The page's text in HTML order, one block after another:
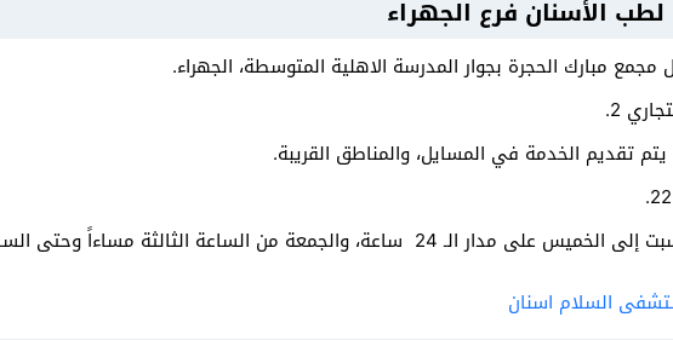
الأسنان فرع الجهراء
مجمع مبارك الحجرة بجوار المدرسة الاهلية المتوسطة، الجهراء.
2.
تقديم الخدمة في المسايل، والمناطق القريبة.
والجمعة من الساعة الثالثة مساءاً وحتى الساعة التاسعة مساءاً.
السلام اسنان